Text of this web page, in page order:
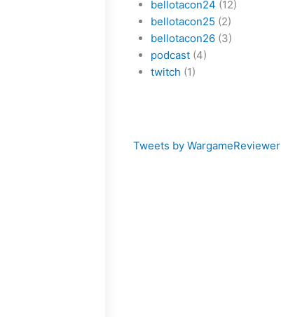
bellotacon24 (12)
bellotacon25 (2)
bellotacon26(3)
podcast(4)
twitch (1)
Tweets by WargameReviewer